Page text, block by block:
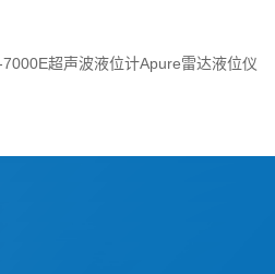
7000E超声波液位计Apure雷达液位仪